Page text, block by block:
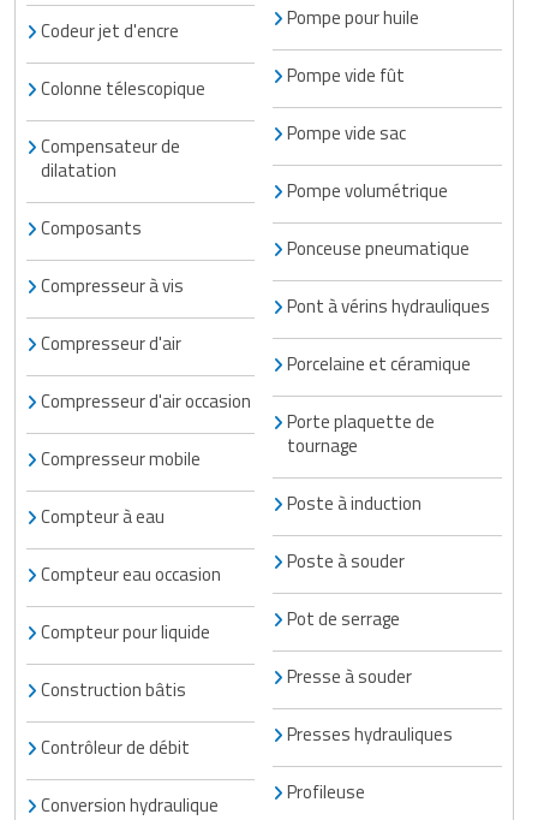
Codeur jet d'encre
Colonne télescopique
Compensateur de
dilatation
Composants
Compresseur à vis
Compresseur d'air
Compresseur d'air occasion
Compresseur mobile
Compteur à eau
Compteur eau occasion
Compteur pour liquide
Construction bâtis
Contrôleur de débit
Conversion hydraulique
Pompe pour huile
Pompe vide fût
Pompe vide sac
Pompe volumétrique
Ponceuse pneumatique
Pont à vérins hydrauliques
Porcelaine et céramique
Porte plaquette de
tournage
Poste à induction
Poste à souder
Pot de serrage
Presse à souder
Presses hydrauliques
Profileuse